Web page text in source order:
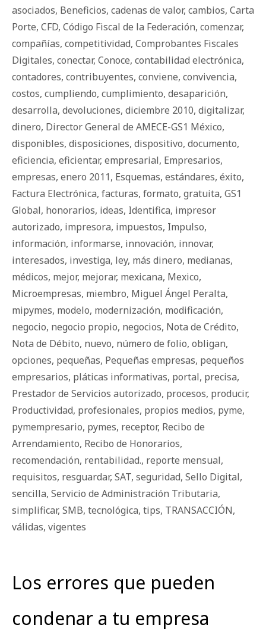
asociados, Beneficios, cadenas de valor, cambios, Carta
Porte, CFD, Código Fiscal de la Federación, comenzar,
compañías, competitividad, Comprobantes Fiscales
Digitales, conectar, Conoce, contabilidad electrónica,
contadores, contribuyentes, conviene, convivencia,
costos, cumpliendo, cumplimiento, desaparición,
desarrolla, devoluciones, diciembre 2010, digitalizar,
dinero, Director General de AMECE-GS1 México,
disponibles, disposiciones, dispositivo, documento,
eficiencia, eficientar, empresarial, Empresarios,
empresas, enero 2011, Esquemas, estándares, éxito,
Factura Electrónica, facturas, formato, gratuita, GS1
Global, honorarios, ideas, Identifica, impresor
autorizado, impresora, impuestos, Impulso,
información, informarse, innovación, innovar,
interesados, investiga, ley, más dinero, medianas,
médicos, mejor, mejorar, mexicana, Mexico,
Microempresas, miembro, Miguel Ángel Peralta,
mipymes, modelo, modernización, modificación,
negocio, negocio propio, negocios, Nota de Crédito,
Nota de Débito, nuevo, número de folio, obligan,
opciones, pequeñas, Pequeñas empresas, pequeños
empresarios, pláticas informativas, portal, precisa,
Prestador de Servicios autorizado, procesos, producir,
Productividad, profesionales, propios medios, pyme,
pymempresario, pymes, receptor, Recibo de
Arrendamiento, Recibo de Honorarios,
recomendación, rentabilidad., reporte mensual,
requisitos, resguardar, SAT, seguridad, Sello Digital,
sencilla, Servicio de Administración Tributaria,
simplificar, SMB, tecnológica, tips, TRANSACCIÓN,
válidas, vigentes
Los errores que pueden
condenar a tu empresa